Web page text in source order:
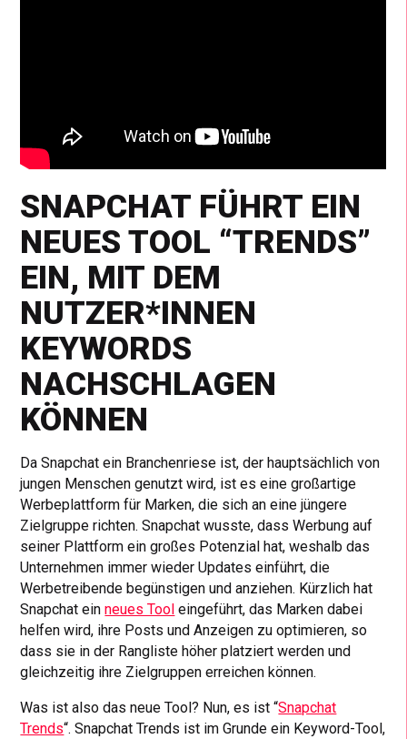
SNAPCHAT FÜHRT EIN
NEUES TOOL “TRENDS”
EIN, MIT DEM
NUTZER*INNEN
KEYWORDS
NACHSCHLAGEN
KÖNNEN
Da Snapchat ein Branchenriese ist, der hauptsächlich von
jungen Menschen genutzt wird, ist es eine großartige
Werbeplattform für Marken, die sich an eine jüngere
Zielgruppe richten. Snapchat wusste, dass Werbung auf
seiner Plattform ein großes Potenzial hat, weshalb das
Unternehmen immer wieder Updates einführt, die
Werbetreibende begünstigen und anziehen. Kürzlich hat
Snapchat einneues Tool eingeführt, das Marken dabei
helfen wird, ihre Posts und Anzeigen zu optimieren, so
dass sie in der Rangliste höher platziert werden und
gleichzeitig ihre Zielgruppen erreichen können.
Was ist also das neue Tool? Nun, es ist “Snapchat
Trends“. Snapchat Trends ist im Grunde ein Keyword-Tool,